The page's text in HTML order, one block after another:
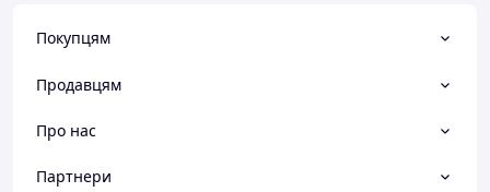
Покупцям
Продавцям
Про нас
Партнери